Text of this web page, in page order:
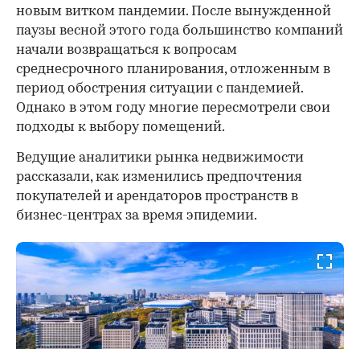
новым витком пандемии. После вынужденной
паузы весной этого года большинство компаний
начали возвращаться к вопросам
среднесрочного планирования, отложенным в
период обострения ситуации с пандемией.
Однако в этом году многие пересмотрели свои
подходы к выбору помещений.
Ведущие аналитики рынка недвижимости
рассказали, как изменились предпочтения
покупателей и арендаторов пространств в
бизнес-центрах за время эпидемии.